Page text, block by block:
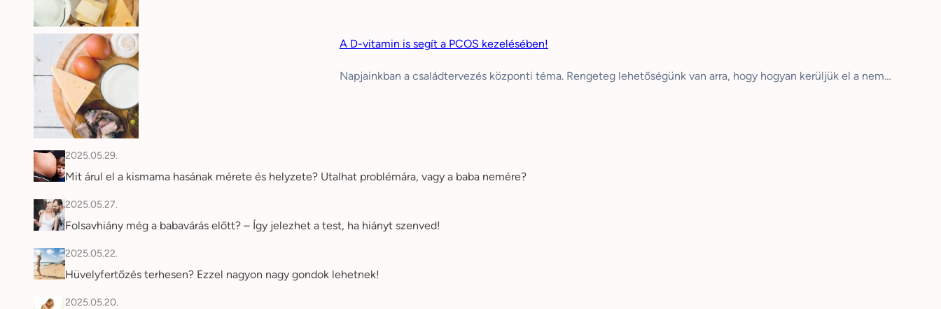
A D-vitamin is segít a PCOS kezelésében!
Napjainkban a családtervezés központi téma. Rengeteg lehetőségünk van arra, hogy hogyan kerüljük el a nem…
2025.05.29.
Mit árul el a kismama hasának mérete és helyzete? Utalhat problémára, vagy a baba nemére?
2025.05.27.
Folsavhiány még a babavárás előtt? – Így jelezhet a test, ha hiányt szenved!
2025.05.22.
Hüvelyfertőzés terhesen? Ezzel nagyon nagy gondok lehetnek!
2025.05.20.